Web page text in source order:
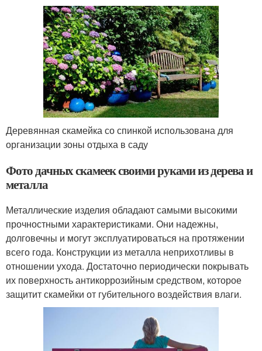
Деревянная скамейка со спинкой использована для
организации зоны отдыха в саду
Фото дачных скамеек своими руками из дерева и
металла
Металлические изделия обладают самыми высокими
прочностными характеристиками. Они надежны,
долговечны и могут эксплуатироваться на протяжении
всего года. Конструкции из металла неприхотливы в
отношении ухода. Достаточно периодически покрывать
их поверхность антикоррозийным средством, которое
защитит скамейки от губительного воздействия влаги.